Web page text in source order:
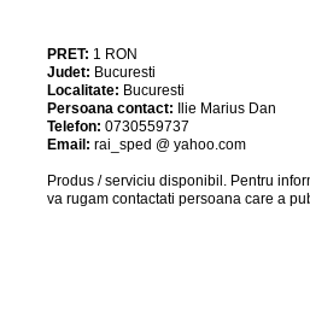
PRET: 1 RON
Judet: Bucuresti
Localitate: Bucuresti
Persoana contact:
Ilie Marius Dan
Telefon: 0730559737
Email: rai_sped @ yahoo.com
Produs / serviciu disponibil . Pentru
va rugam contactati persoana care a